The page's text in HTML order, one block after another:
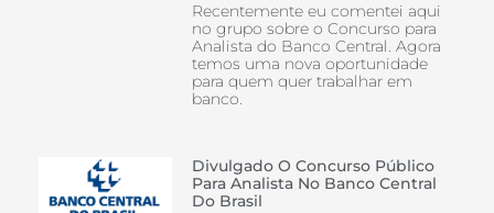
Recentemente eu comentei aqui
no grupo sobre o Concurso para
Analista do Banco Central. Agora
temos uma nova oportunidade
para quem quer trabalhar em
banco.
Divulgado O Concurso Público
Para Analista No Banco Central
Do Brasil